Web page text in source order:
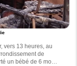
vers 13 heures, au
de
un bébé de 6 mois,